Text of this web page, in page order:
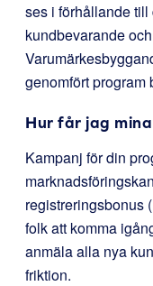
ses i förhållande
kundbevarande
genomfört program
Hur får jag
Kampanj för din
registreringsbonus
folk att komma
anmäla alla nya
friktion.